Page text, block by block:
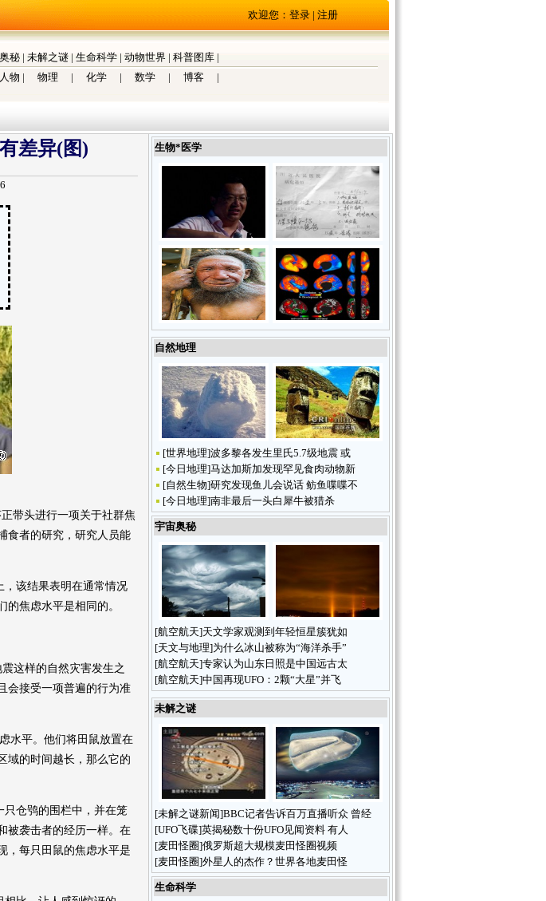
欢迎您： 登录| 注册
秘 | 未解之谜 | 生命科学 | 动物世界 | 科普图库 |
物 | 物理 | 化学 | 数学 | 博客 |
差异(图)
带头进行一项关于社群焦
食者的研究，研究人员能
该结果表明在通常情况
焦虑水平是相同的。
这样的自然灾害发生之
会接受一项普遍的行为准
水平。他们将田鼠放置在
域的时间越长，那么它的
仓鸮的围栏中，并在笼
被袭击者的经历一样。在
，每只田鼠的焦虑水平是
生物*医学
自然地理
[世界地理]波多黎各发生里氏5.7级地震 或
[今日地理]马达加斯加发现罕见食肉动物新
[自然生物]研究发现鱼儿会说话 鲂鱼喋喋不
[今日地理]南非最后一头白犀牛被猎杀
宇宙奥秘
[航空航天]天文学家观测到年轻恒星簇犹如
[天文与地理]为什么冰山被称为“海洋杀手”
[航空航天]专家认为山东日照是中国远古太
[航空航天]中国再现UFO：2颗“大星”并飞
未解之谜
[未解之谜新闻]BBC记者告诉百万直播听众 曾经
[UFO飞碟]英揭秘数十份UFO见闻资料 有人
[麦田怪圈]俄罗斯超大规模麦田怪圈视频
[麦田怪圈]外星人的杰作？世界各地麦田怪
生命科学